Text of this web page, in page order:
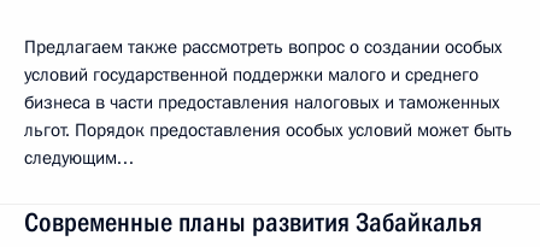
Предлагаем также рассмотреть вопрос о создании особых
условий государственной поддержки малого и среднего
бизнеса в части предоставления налоговых и таможенных
льгот. Порядок предоставления особых условий может быть
следующим…
Современные планы развития Забайкалья